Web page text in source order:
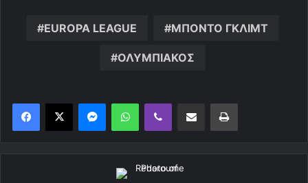
EUROPA LEAGUE ΜΠΟΝΤΟ ΓΚΛΙΜΤ
ΟΛΥΜΠΙΑΚΟΣ
MessengerWhatsAppViber Κοινοποίηση μέσω ηλεκτρονικού ταχυδρομείουΕκτύπωση